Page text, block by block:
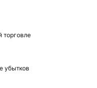
торговле
убытков